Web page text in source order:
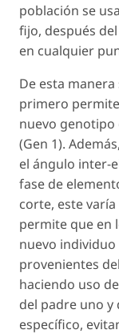
población se
fijo, después
en cualquier
De esta
primero
nuevo
(Gen 1).
el ángulo inter-
fase de
corte, este
permite que en
nuevo
provenientes
haciendo uso
del padre uno y
específico,